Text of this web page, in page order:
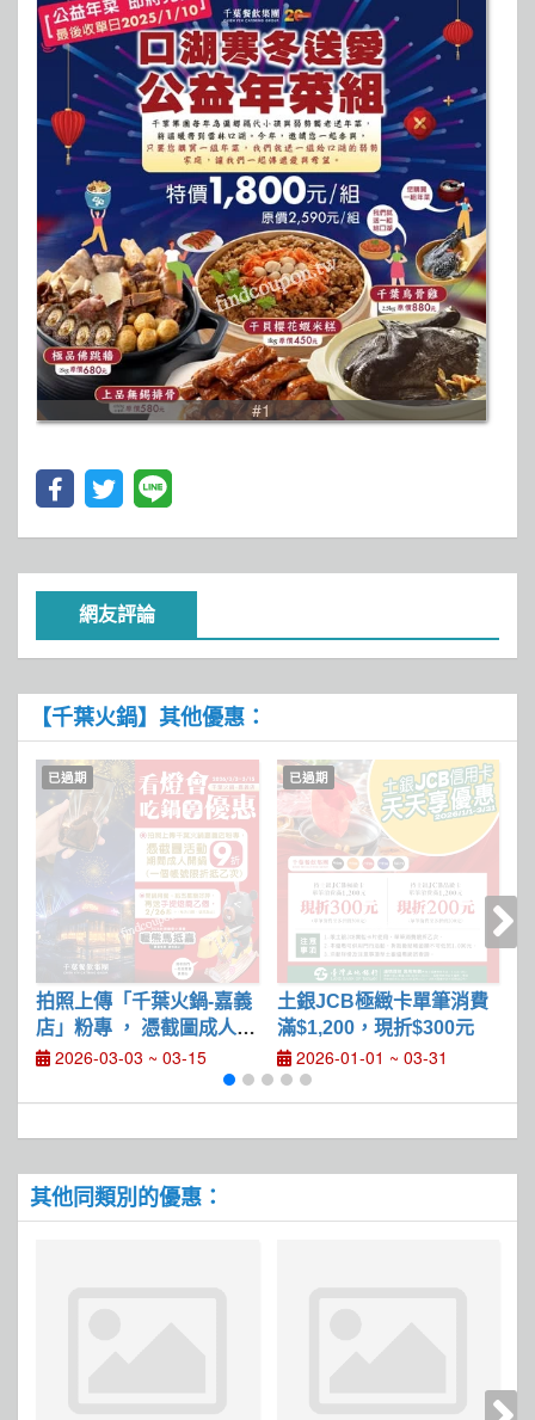
#1
網友評論
【千葉火鍋】其他優惠：
已過期
拍照上傳「千葉火鍋-嘉義
店」粉專 ， 憑截圖成人開
鍋享9折
2026-03-03 ~ 03-15
已過期
土銀JCB極緻卡單筆消費
滿$1,200，現折$300元
2026-01-01 ~ 03-31
其他同類別的優惠：